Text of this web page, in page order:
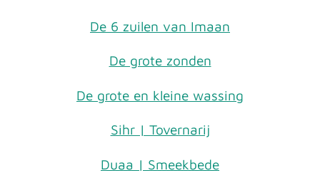
De 6 zuilen van Imaan
De grote zonden
De grote en kleine wassing
Sihr | Tovernarij
Duaa | Smeekbede